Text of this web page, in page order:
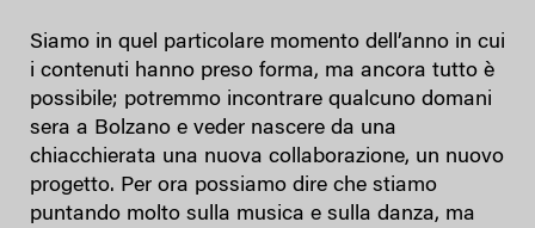
Siamo in quel particolare momento dell’anno in cui
i contenuti hanno preso forma, ma ancora tutto è
possibile; potremmo incontrare qualcuno domani
sera a Bolzano e veder nascere da una
chiacchierata una nuova collaborazione, un nuovo
progetto. Per ora possiamo dire che stiamo
puntando molto sulla musica e sulla danza, ma